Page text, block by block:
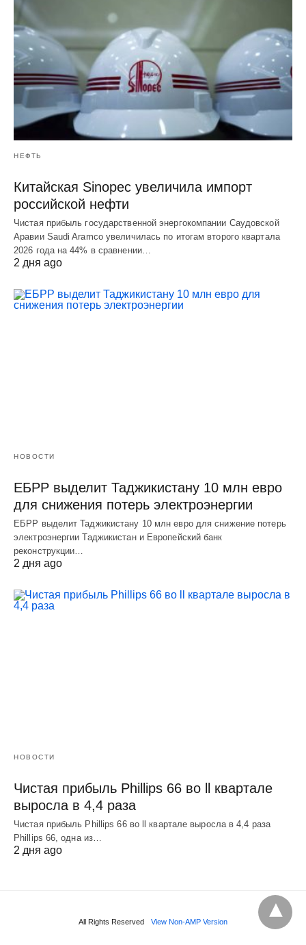
НЕФТЬ
Китайская Sinopec увеличила импорт
российской нефти
Чистая прибыль государственной энергокомпании Саудовской
Аравии Saudi Aramco увеличилась по итогам второго квартала
2026 года на 44% в сравнении…
2 дня ago
НОВОСТИ
ЕБРР выделит Таджикистану 10 млн евро
для снижения потерь электроэнергии
ЕБРР выделит Таджикистану 10 млн евро для снижение потерь
электроэнергии Таджикистан и Европейский банк
реконструкции…
2 дня ago
НОВОСТИ
Чистая прибыль Phillips 66 во ll квартале
выросла в 4,4 раза
Чистая прибыль Phillips 66 во ll квартале выросла в 4,4 раза
Phillips 66, одна из…
2 дня ago
All Rights Reserved View Non-AMP Version